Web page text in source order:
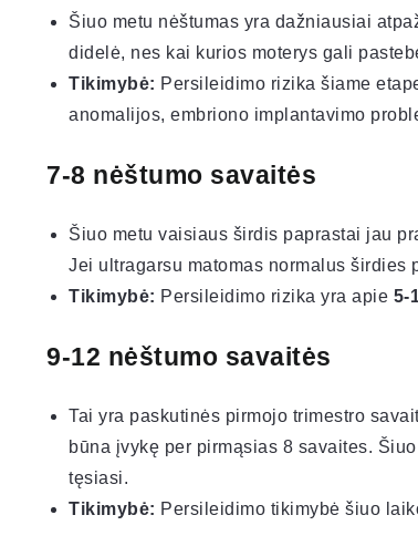
Šiuo metu nėštumas yra dažniausiai
didelė, nes kai kurios moterys gali
Tikimybė: Persileidimo rizika šiame
anomalijos, embriono implantavimo
7-8 nėštumo savaitės
Šiuo metu vaisiaus širdis paprastai jau
Jei ultragarsu matomas normalus
Tikimybė: Persileidimo rizika yra apie 5-
9-12 nėštumo savaitės
Tai yra paskutinės pirmojo trimestro
būna įvykę per pirmąsias 8 savaites.
tęsiasi.
Tikimybė: Persileidimo tikimybė šiuo